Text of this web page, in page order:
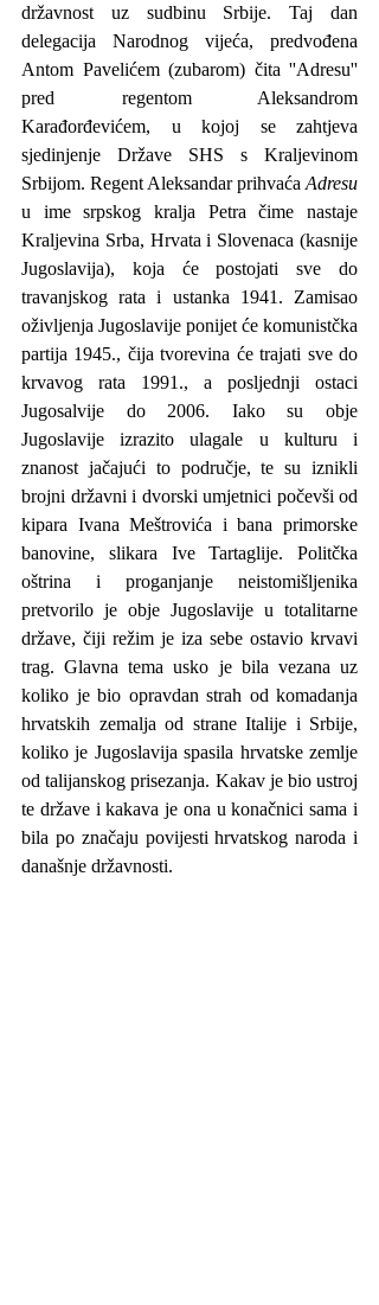
državnost uz sudbinu Srbije. Taj dan
delegacija Narodnog vijeća, predvođena
Antom Pavelićem (zubarom) čita ''Adresu''
pred regentom Aleksandrom
Karađorđevićem, u kojoj se zahtjeva
sjedinjenje Države SHS s Kraljevinom
Srbijom. Regent Aleksandar prihvaća Adresu
u ime srpskog kralja Petra čime nastaje
Kraljevina Srba, Hrvata i Slovenaca (kasnije
Jugoslavija), koja će postojati sve do
travanjskog rata i ustanka 1941. Zamisao
oživljenja Jugoslavije ponijet će komunistčka
partija 1945., čija tvorevina će trajati sve do
krvavog rata 1991., a posljednji ostaci
Jugosalvije do 2006. Iako su obje
Jugoslavije izrazito ulagale u kulturu i
znanost jačajući to područje, te su iznikli
brojni državni i dvorski umjetnici počevši od
kipara Ivana Meštrovića i bana primorske
banovine, slikara Ive Tartaglije. Politčka
oštrina i proganjanje neistomišljenika
pretvorilo je obje Jugoslavije u totalitarne
države, čiji režim je iza sebe ostavio krvavi
trag. Glavna tema usko je bila vezana uz
koliko je bio opravdan strah od komadanja
hrvatskih zemalja od strane Italije i Srbije,
koliko je Jugoslavija spasila hrvatske zemlje
od talijanskog prisezanja. Kakav je bio ustroj
te države i kakava je ona u konačnici sama i
bila po značaju povijesti hrvatskog naroda i
današnje državnosti.